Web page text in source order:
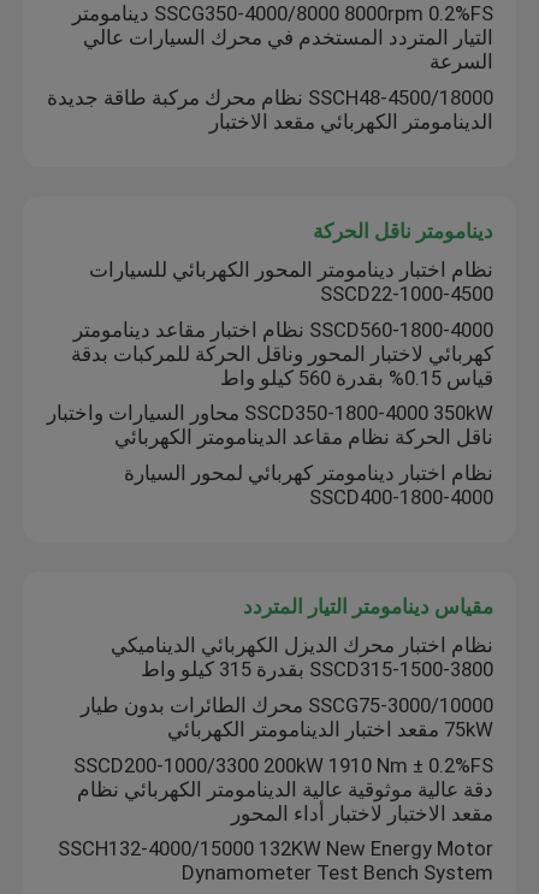
SSCG350-4000/8000 8000rpm 0.2%FS دينامومتر
التيار المتردد المستخدم في محرك السيارات عالي
السرعة
SSCH48-4500/18000 نظام محرك مركبة طاقة جديدة
الدينامومتر الكهربائي مقعد الاختبار
دينامومتر ناقل الحركة
نظام اختبار دينامومتر المحور الكهربائي للسيارات
SSCD22-1000-4500
SSCD560-1800-4000 نظام اختبار مقاعد دينامومتر
كهربائي لاختبار المحور وناقل الحركة للمركبات بدقة
قياس 0.15% بقدرة 560 كيلو واط
SSCD350-1800-4000 350kW محاور السيارات واختبار
ناقل الحركة نظام مقاعد الدينامومتر الكهربائي
نظام اختبار دينامومتر كهربائي لمحور السيارة
SSCD400-1800-4000
مقياس دينامومتر التيار المتردد
نظام اختبار محرك الديزل الكهربائي الديناميكي
SSCD315-1500-3800 بقدرة 315 كيلو واط
SSCG75-3000/10000 محرك الطائرات بدون طيار
75kW مقعد اختبار الدينامومتر الكهربائي
SSCD200-1000/3300 200kW 1910 Nm ± 0.2%FS
دقة عالية موثوقية عالية الدينامومتر الكهربائي نظام
مقعد الاختبار لاختبار أداء المحور
SSCH132-4000/15000 132KW New Energy Motor
Dynamometer Test Bench System